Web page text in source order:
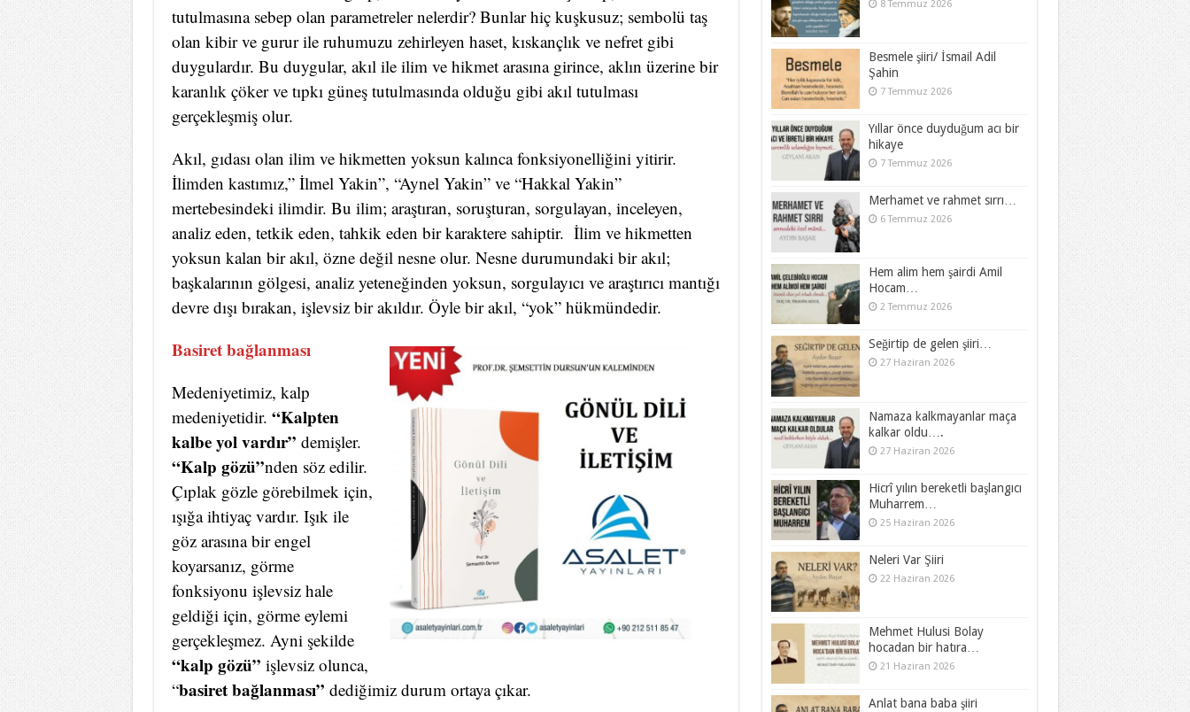
tutulmasına sebep olan parametreler nelerdir? Bunlar hiç kuşkusuz; sembolü taş
olan kibir ve gurur ile ruhumuzu zehirleyen haset, kıskançlık ve nefret gibi
duygulardır. Bu duygular, akıl ile ilim ve hikmet arasına girince, aklın üzerine bir
karanlık çöker ve tıpkı güneş tutulmasında olduğu gibi akıl tutulması
gerçekleşmiş olur.
Akıl, gıdası olan ilim ve hikmetten yoksun kalınca fonksiyonelliğini yitirir.
İlimden kastımız,” İlmel Yakin”, “Aynel Yakin” ve “Hakkal Yakin”
mertebesindeki ilimdir. Bu ilim; araştıran, soruşturan, sorgulayan, inceleyen,
analiz eden, tetkik eden, tahkik eden bir karaktere sahiptir. İlim ve hikmetten
yoksun kalan bir akıl, özne değil nesne olur. Nesne durumundaki bir akıl;
başkalarının gölgesi, analiz yeteneğinden yoksun, sorgulayıcı ve araştırıcı mantığı
devre dışı bırakan, işlevsiz bir akıldır. Öyle bir akıl, “yok” hükmündedir.
Basiret bağlanması
Medeniyetimiz, kalp
medeniyetidir. “Kalpten
kalbe yol vardır” demişler.
“Kalp gözü”nden söz edilir.
Çıplak gözle görebilmek için,
ışığa ihtiyaç vardır. Işık ile
göz arasına bir engel
koyarsanız, görme
fonksiyonu işlevsiz hale
geldiği için, görme eylemi
gerçekleşmez. Ayni şekilde
“kalp gözü” işlevsiz olunca,
“basiret bağlanması” dediğimiz durum ortaya çıkar.
8 Temmuz 2026
Besmele şiiri/ İsmail Adil
Şahin
7 Temmuz 2026
Yıllar önce duyduğum acı bir
hikaye
7 Temmuz 2026
Merhamet ve rahmet sırrı…
6 Temmuz 2026
Hem alim hem şairdi Amil
Hocam…
2 Temmuz 2026
Seğirtip de gelen şiiri…
27 Haziran 2026
Namaza kalkmayanlar maça
kalkar oldu….
27 Haziran 2026
Hicrî yılın bereketli başlangıcı
Muharrem…
25 Haziran 2026
Neleri Var Şiiri
22 Haziran 2026
Mehmet Hulusi Bolay
hocadan bir hatıra…
21 Haziran 2026
Anlat bana baba şiiri